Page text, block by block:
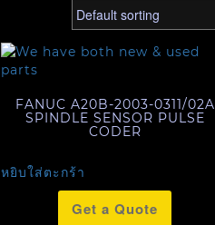
FANUC A20B-2003-0311/02A
SPINDLE SENSOR PULSE
CODER
หยิบใส่ตะกร้า
Get a Quote